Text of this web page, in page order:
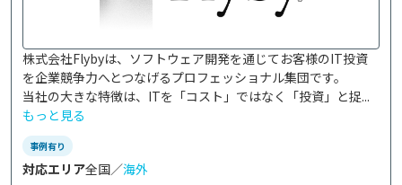
株式会社Flybyは、ソフトウェア開発を通じてお客様のIT投資
を企業競争力へとつなげるプロフェッショナル集団です。
当社の大きな特徴は、ITを「コスト」ではなく「投資」と捉...
もっと見る
事例有り
対応エリア全国／海外